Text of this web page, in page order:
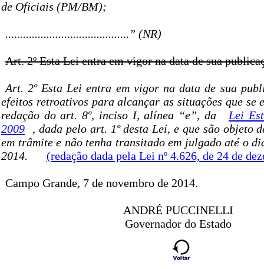
de Oficiais (PM/BM);
..........................................” (NR)
Art. 2º Esta Lei entra em vigor na data de sua
Art. 2º Esta Lei entra em vigor na data de sua
efeitos retroativos para alcançar as situações que se
redação do art. 8º, inciso I, alínea “e”, da
Lei
2009
, dada pelo art. 1º desta Lei, e que são objeto
em trâmite e não tenha transitado em julgado até o
2014.
(redação dada pela Lei nº 4.626, de 24 de
Campo Grande, 7 de novembro de 2014.
ANDRÉ PUCCINELLI
Governador do Estado